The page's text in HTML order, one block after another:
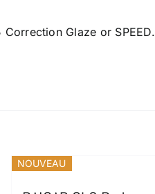
Glaze or SPEED.
NOUVEAU